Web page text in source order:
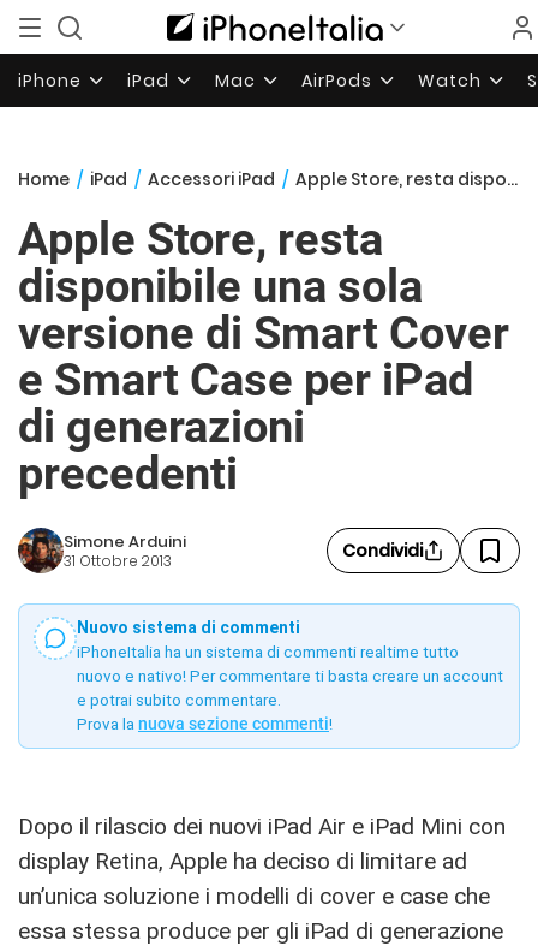
iPhone iPad Mac AirPods Watch
Home / iPad / Accessori iPad / Apple Store, resta disponibile una sola versione di Smart Cover e Smart Case per iPad di generazioni precedenti
Apple Store, resta
disponibile una sola
versione di Smart Cover
e Smart Case per iPad
di generazioni
precedenti
Simone Arduini
31 Ottobre 2013 Condividi
Nuovo sistema di commenti
iPhoneItalia ha un sistema di commenti realtime tutto
nuovo e nativo! Per commentare ti basta creare un account
e potrai subito commentare.
Prova la nuova sezione commenti!
Dopo il rilascio dei nuovi iPad Air e iPad Mini con
display Retina, Apple ha deciso di limitare ad
un’unica soluzione i modelli di cover e case che
essa stessa produce per gli iPad di generazione